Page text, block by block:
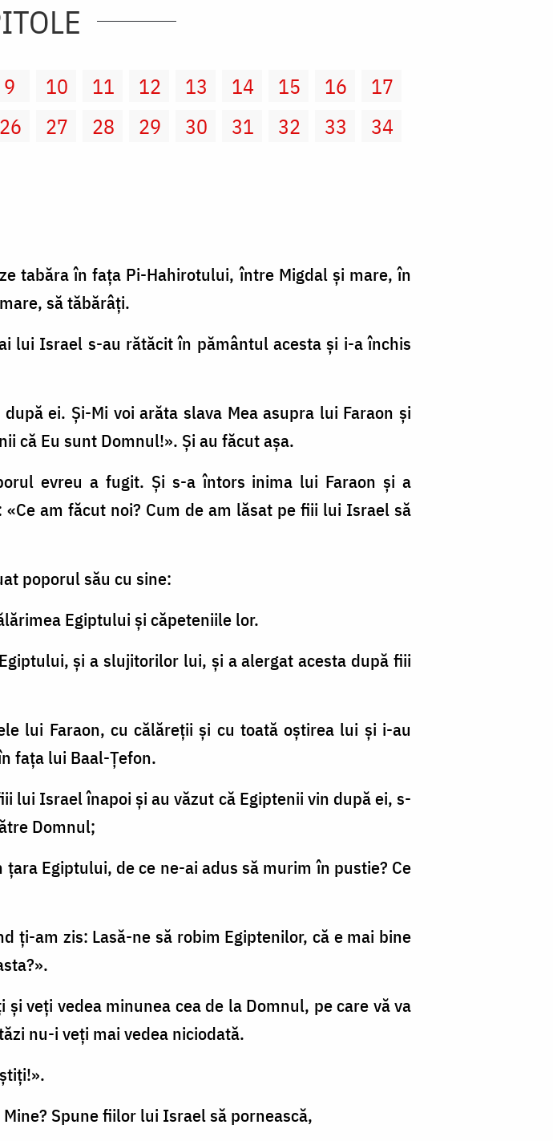
9 10 11 12 13 14 15 16
17
26 27 28 29 30 31 32 33
34
tabăra în faţa Pi-Hahirotului, între Migdal şi mare, în
să tăbărâţi.
lui Israel s-au rătăcit în pământul acesta şi i-a închis
ei. Şi-Mi voi arăta slava Mea asupra lui Faraon şi
că Eu sunt Domnul!». Şi au făcut aşa.
evreu a fugit. Și s-a întors inima lui Faraon şi a
am făcut noi? Cum de am lăsat pe fiii lui Israel să
poporul său cu sine:
Egiptului şi căpeteniile lor.
şi a slujitorilor lui, şi a alergat acesta după fiii
lui Faraon, cu călăreţii şi cu toată oştirea lui şi i-au
faţa lui Baal-Ţefon.
lui Israel înapoi şi au văzut că Egiptenii vin după ei, s-
Domnul;
Egiptului, de ce ne-ai adus să murim în pustie? Ce
ţi-am zis: Lasă-ne să robim Egiptenilor, că e mai bine
veţi vedea minunea cea de la Domnul, pe care vă va
nu-i veţi mai vedea niciodată.
Spune fiilor lui Israel să pornească,